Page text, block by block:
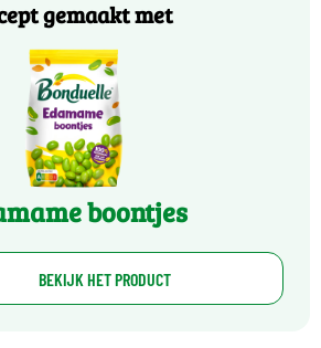
gemaakt met
boontjes
BEKIJK HET PRODUCT